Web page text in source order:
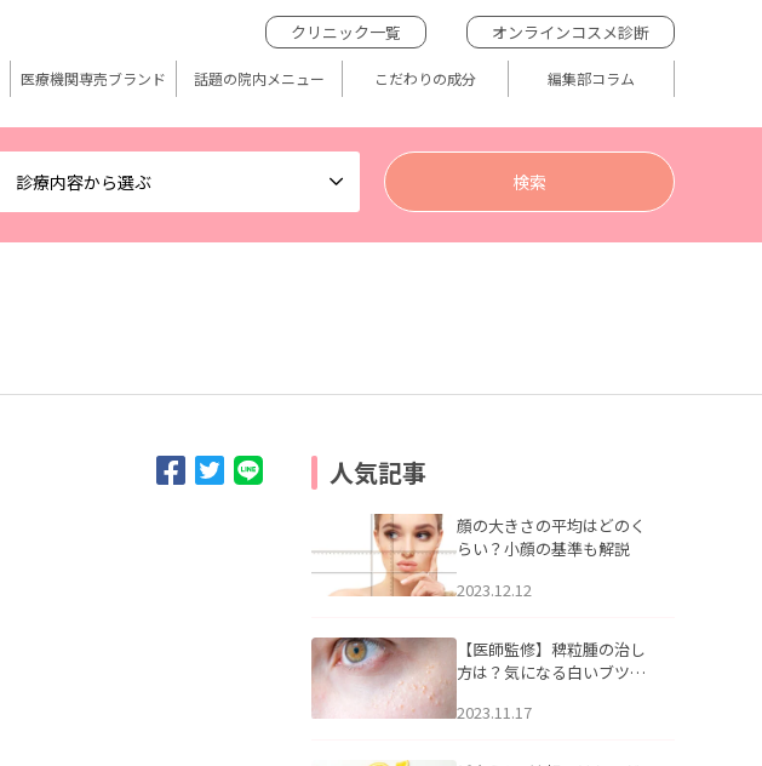
診療内容から選ぶ
クリニック一覧 オンラインコスメ診断
医療機関専売ブランド 話題の院内メニュー こだわりの成分 編集部コラム
人気記事
顔の大きさの平均はどのく
らい？小顔の基準も解説
2023.12.12
【医師監修】稗粒腫の治し
方は？気になる白いブツブ
アについて
2023.11.17